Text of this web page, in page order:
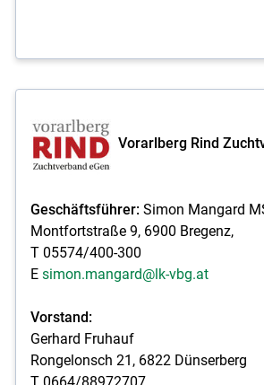
Vorarlberg Rind
Geschäftsführer:Simon Mangard
Montfortstraße 9, 6900 Bregenz,
T 05574/400-300
E simon.mangard@lk-vbg.at
Vorstand:
Gerhard Fruhauf
Rongelonsch 21, 6822 Dünserberg